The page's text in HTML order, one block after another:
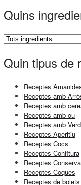
Quins
Quin tipus de
Receptes
Receptes amb
Receptes amb
Receptes amb ou
Receptes amb
Receptes Aperitiu
Receptes Cocs
Receptes Confitura
Receptes Conserva
Receptes Coques
Receptes de bolets